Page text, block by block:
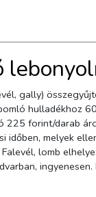
gally)
hulladékhoz
forint/darab
melyek
edényben,
keletkező apróra vágott